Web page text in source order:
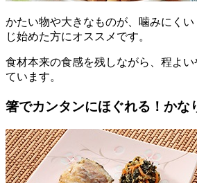
かたい物や大きなものが、噛みにく
じ始めた方にオススメです。
食材本来の食感を残しながら、程よ
ています。
箸でカンタンにほぐれる！かな